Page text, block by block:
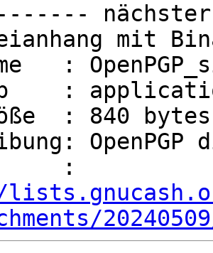
mit
:
:
: 840 bytes
: